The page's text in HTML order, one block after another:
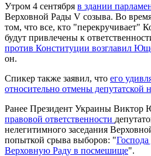
Утром 4 сентября в здании
Верховной Рады V созыва. Во
том, что все, кто "перекручивает"
будут привлечены к
против Конституции возглавил
он.
Спикер также заявил, что его
относительно отмены депутатской
Ранее Президент Украины Виктор
правовой ответственности
нелегитимного заседания
попыткой срыва выборов: "
Верховную Раду в посмешище".